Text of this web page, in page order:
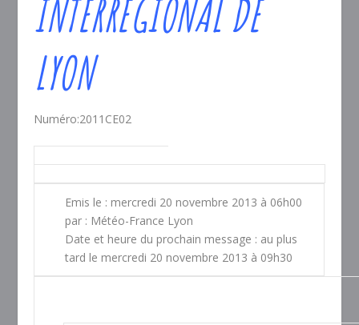
INTERREGIONAL DE
LYON
Numéro:2011CE02
Emis le : mercredi 20 novembre 2013 à 06h00
par : Météo-France Lyon
Date et heure du prochain message : au plus
tard le mercredi 20 novembre 2013 à 09h30